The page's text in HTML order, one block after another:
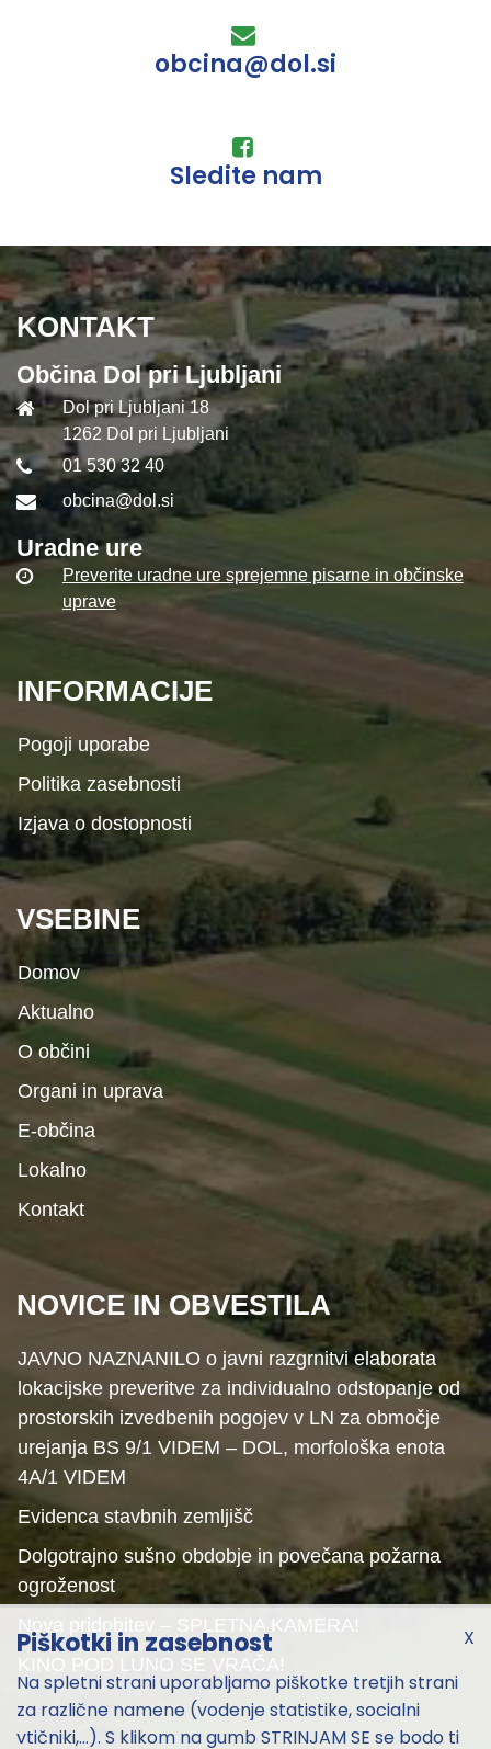
obcina@dol.si
Sledite nam
KONTAKT
Občina Dol pri Ljubljani
Dol pri Ljubljani 18
1262 Dol pri Ljubljani
01 530 32 40
obcina@dol.si
Uradne ure
Preverite uradne ure sprejemne pisarne in občinske
uprave
INFORMACIJE
Pogoji uporabe
Politika zasebnosti
Izjava o dostopnosti
VSEBINE
Domov
Aktualno
O občini
Organi in uprava
E-občina
Lokalno
Kontakt
NOVICE IN OBVESTILA
JAVNO NAZNANILO o javni razgrnitvi elaborata
lokacijske preveritve za individualno odstopanje od
prostorskih izvedbenih pogojev v LN za območje
urejanja BS 9/1 VIDEM – DOL, morfološka enota
4A/1 VIDEM
Evidenca stavbnih zemljišč
Dolgotrajno sušno obdobje in povečana požarna
ogroženost
Nova pridobitev – SPLETNA KAMERA!
KINO POD LUNO SE VRAČA!
X
Piškotki in zasebnost
Na spletni strani uporabljamo piškotke tretjih strani
za različne namene (vodenje statistike, socialni
vtičniki,...). S klikom na gumb STRINJAM SE se bodo ti